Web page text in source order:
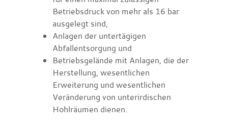
Betriebsdruck von mehr als 16 bar
ausgelegt sind,
Anlagen der untertägigen
Abfallentsorgung und
Betriebsgelände mit Anlagen, die der
Herstellung, wesentlichen
Erweiterung und wesentlichen
Veränderung von unterirdischen
Hohlräumen dienen.